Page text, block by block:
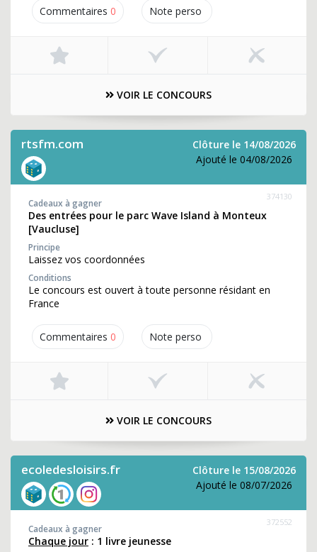
Commentaires 0 Note perso
VOIR LE CONCOURS
rtsfm.com
Clôture le 14/08/2026
Ajouté le 04/08/2026
Commentaires 0 Note perso
374130
Cadeaux à gagner
Des entrées pour le parc Wave Island à Monteux
[Vaucluse]
Principe
Laissez vos coordonnées
Conditions
Le concours est ouvert à toute personne résidant en
France
VOIR LE CONCOURS
ecoledesloisirs.fr
Clôture le 15/08/2026
Ajouté le 08/07/2026
372552
Cadeaux à gagner
Chaque jour : 1 livre jeunesse